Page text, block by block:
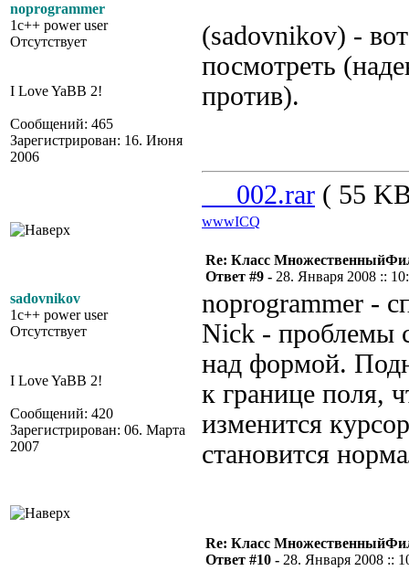
noprogrammer
1c++ power user
Отсутствует
I Love YaBB 2!
Сообщений: 465
Зарегистрирован: 16. Июня
2006
(sadovnikov) -
посмотреть
против).
__002.rar ( 55
wwwICQ
sadovnikov
1c++ power user
Отсутствует
I Love YaBB 2!
Сообщений: 420
Зарегистрирован: 06. Марта
2007
Re: Класс
Ответ #9 - 28. Января 2008 ::
noprogrammer -
Nick - проблемы
над формой.
к границе поля,
изменится
становится
Re: Класс
Ответ #10 - 28. Января 2008 ::